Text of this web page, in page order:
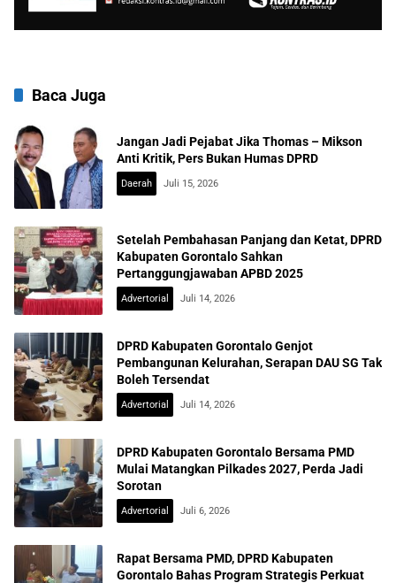
Baca Juga
Jangan Jadi Pejabat Jika Thomas – Mikson
Anti Kritik, Pers Bukan Humas DPRD
Daerah Juli 15, 2026
Setelah Pembahasan Panjang dan Ketat, DPRD
Kabupaten Gorontalo Sahkan
Pertanggungjawaban APBD 2025
Advertorial Juli 14, 2026
DPRD Kabupaten Gorontalo Genjot
Pembangunan Kelurahan, Serapan DAU SG Tak
Boleh Tersendat
Advertorial Juli 14, 2026
DPRD Kabupaten Gorontalo Bersama PMD
Mulai Matangkan Pilkades 2027, Perda Jadi
Sorotan
Advertorial Juli 6, 2026
Rapat Bersama PMD, DPRD Kabupaten
Gorontalo Bahas Program Strategis Perkuat